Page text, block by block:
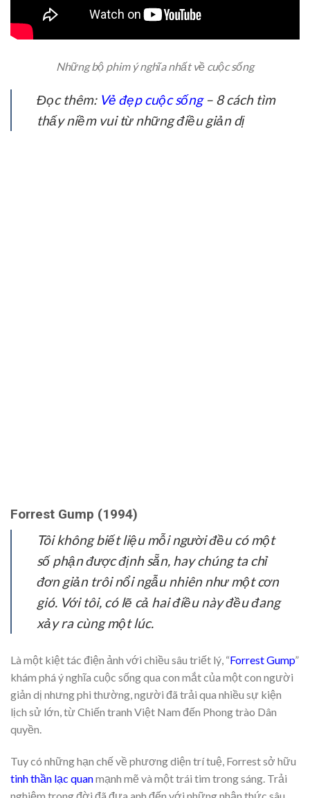
Những bộ phim ý nghĩa nhất về cuộc sống
Đọc thêm: Vẻ đẹp cuộc sống– 8 cách tìm
thấy niềm vui từ những điều giản dị
Forrest Gump (1994)
Tôi không biết liệu mỗi người đều có một
số phận được định sẵn, hay chúng ta chỉ
đơn giản trôi nổi ngẫu nhiên như một cơn
gió. Với tôi, có lẽ cả hai điều này đều đang
xảy ra cùng một lúc.
Là một kiệt tác điện ảnh với chiều sâu triết lý, “Forrest Gump”
khám phá ý nghĩa cuộc sống qua con mắt của một con người
giản dị nhưng phi thường, người đã trải qua nhiều sự kiện
lịch sử lớn, từ Chiến tranh Việt Nam đến Phong trào Dân
quyền.
Tuy có những hạn chế về phương diện trí tuệ, Forrest sở hữu
tinh thần lạc quanmạnh mẽ và một trái tim trong sáng. Trải
nghiệm trong đời đã đưa anh đến với những nhận thức sâu